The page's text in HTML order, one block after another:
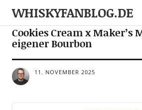
WHISKYFANBLOG.DE
NEWS TASTINGS
Cookies Cream x Maker’s
eigener Bourbon
11. NOVEMBER 2025